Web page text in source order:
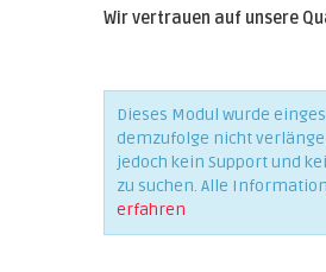
Wir vertrauen auf unsere
Dieses Modul wurde
demzufolge nicht
jedoch kein Support und
zu suchen. Alle
erfahren